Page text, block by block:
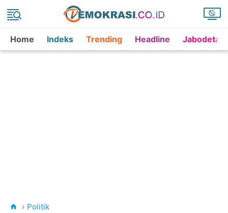
Home Indeks Trending Headline
Politik